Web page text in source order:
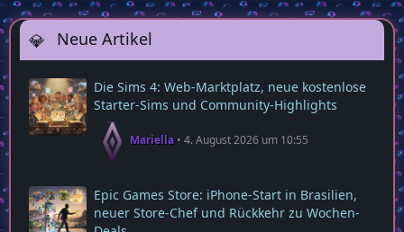
Neue Artikel
Die Sims 4: Web‑Marktplatz, neue kostenlose
Starter‑Sims und Community‑Highlights
Mariella 4. August 2026 um 10:55
Epic Games Store: iPhone-Start in Brasilien,
neuer Store-Chef und Rückkehr zu Wochen-